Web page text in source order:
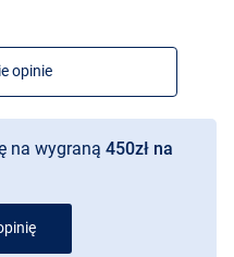
opinie
na wygraną 450zł na